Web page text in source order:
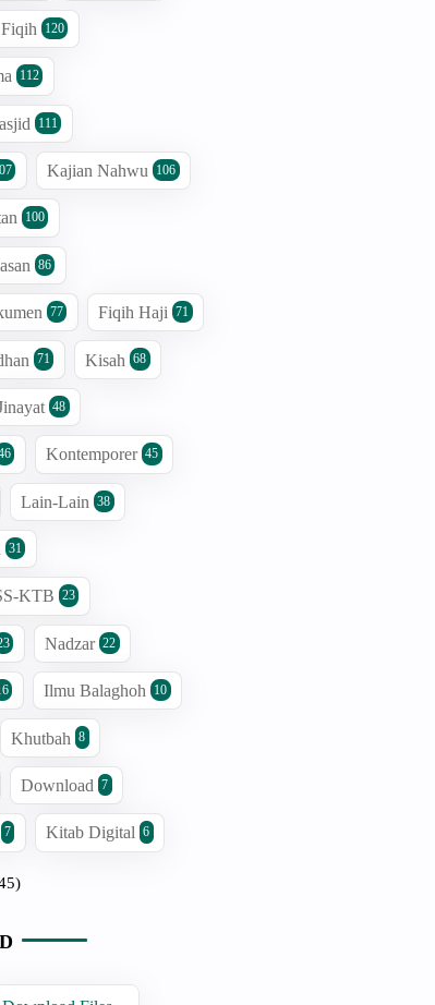
120
112
111
Kajian Nahwu 106
100
86
77 Fiqih Haji 71
71 Kisah 68
48
Kontemporer 45
Lain-Lain 38
31
KTB 23
Nadzar 22
Ilmu Balaghoh 10
Khutbah 8
Download 7
7 Kitab Digital 6